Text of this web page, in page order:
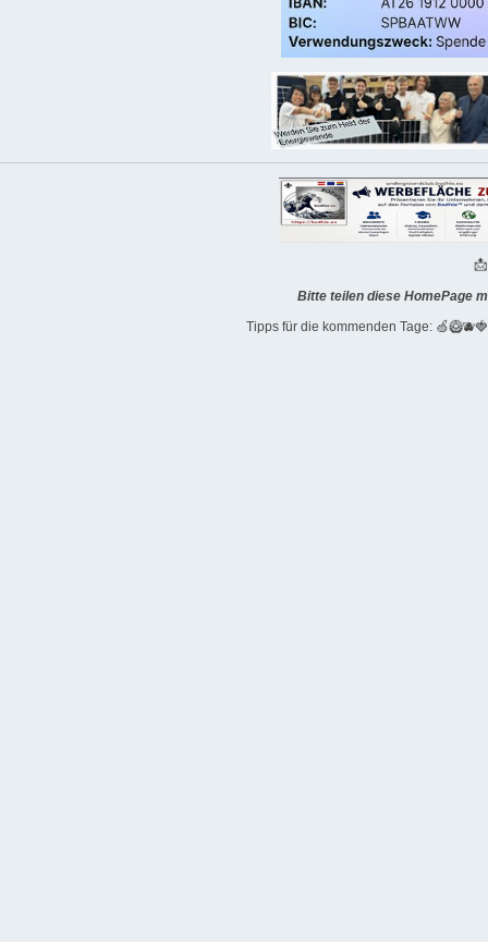
Bitte teilen diese HomePage
Tipps für die kommenden Tage: